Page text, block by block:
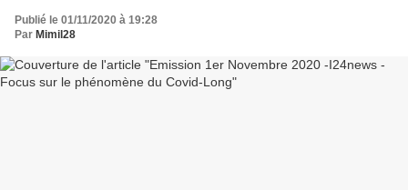
Publié le 01/11/2020 à 19:28
Par Mimil28